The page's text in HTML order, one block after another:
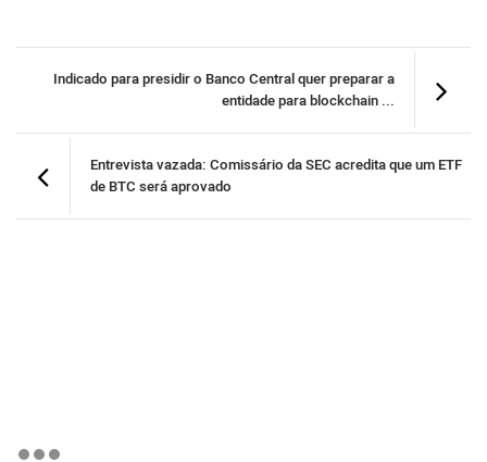
Indicado para presidir o Banco Central quer preparar a
entidade para blockchain ...
Entrevista vazada: Comissário da SEC acredita que um ETF
de BTC será aprovado